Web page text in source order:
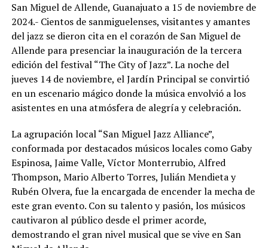
San Miguel de Allende, Guanajuato a 15 de noviembre de
2024.- Cientos de sanmiguelenses, visitantes y amantes
del jazz se dieron cita en el corazón de San Miguel de
Allende para presenciar la inauguración de la tercera
edición del festival “The City of Jazz”. La noche del
jueves 14 de noviembre, el Jardín Principal se convirtió
en un escenario mágico donde la música envolvió a los
asistentes en una atmósfera de alegría y celebración.
La agrupación local “San Miguel Jazz Alliance”,
conformada por destacados músicos locales como Gaby
Espinosa, Jaime Valle, Víctor Monterrubio, Alfred
Thompson, Mario Alberto Torres, Julián Mendieta y
Rubén Olvera, fue la encargada de encender la mecha de
este gran evento. Con su talento y pasión, los músicos
cautivaron al público desde el primer acorde,
demostrando el gran nivel musical que se vive en San